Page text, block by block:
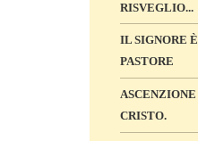
RISVEGLIO...
IL SIGNORE
PASTORE
ASCENZIONE
CRISTO.